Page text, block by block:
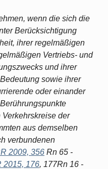
wenn die sich die
Berücksichtigung
ihrer regelmäßigen
Vertriebs- und
und ihrer
sowie ihrer
oder einander
der
aus demselben
verbundenen
2009, 356 Rn 65 -
2015, 176, 177Rn 16 -